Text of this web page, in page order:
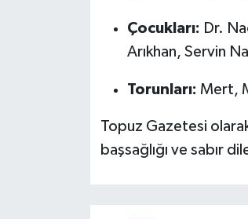
Çocukları: Dr.
Arıkhan, Servin
Torunları: Mert,
Topuz Gazetesi
başsağlığı ve sabır